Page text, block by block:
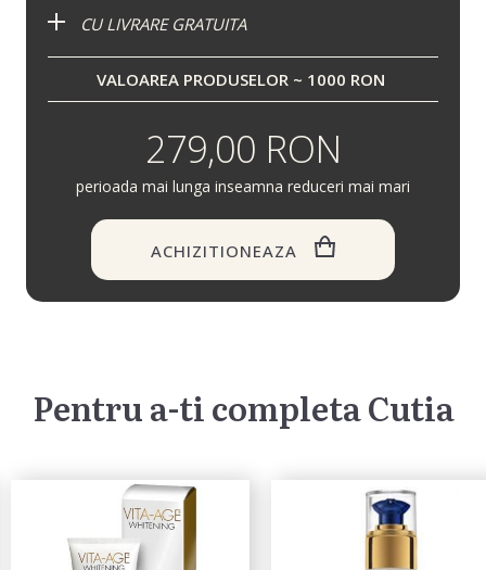
CU LIVRARE GRATUITA
VALOAREA PRODUSELOR ~ 1000 RON
279,00 RON
perioada mai lunga inseamna reduceri mai mari
ACHIZITIONEAZA
Pentru a-ti completa Cutia